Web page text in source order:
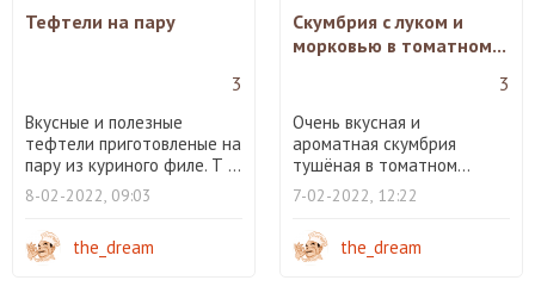
Тефтели на пару
3
Вкусные и полезные
тефтели приготовленые на
пару из куриного филе. Т ...
8-02-2022, 09:03
the_dream
Скумбрия с луком и
морковью в томатном...
3
Очень вкусная и
ароматная скумбрия
тушёная в томатном...
7-02-2022, 12:22
the_dream